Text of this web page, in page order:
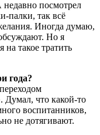
посмотрел
палки, так всё
Иногда думаю,
Но я
на такое тратить
года?
Думал, что какой-то
воспитанников,
не дотягивают.